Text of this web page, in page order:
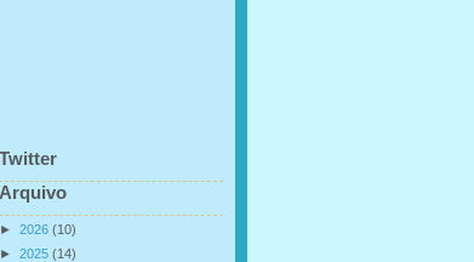
Twitter
Arquivo
► 2026 (10)
► 2025 (14)